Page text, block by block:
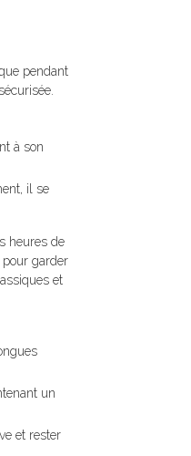
pendant
à son
il se
heures de
garder
et
un
et rester